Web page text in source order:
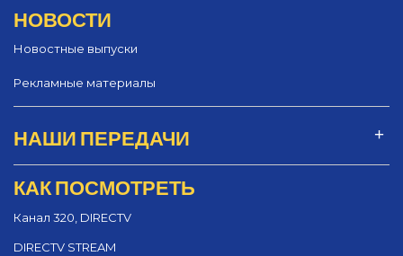
НОВОСТИ
Новостные выпуски
Рекламные материалы
НАШИ ПЕРЕДАЧИ
КАК ПОСМОТРЕТЬ
Канал 320, DIRECTV
DIRECTV STREAM